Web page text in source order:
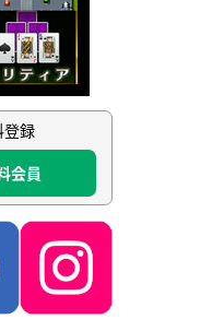
登録
会員